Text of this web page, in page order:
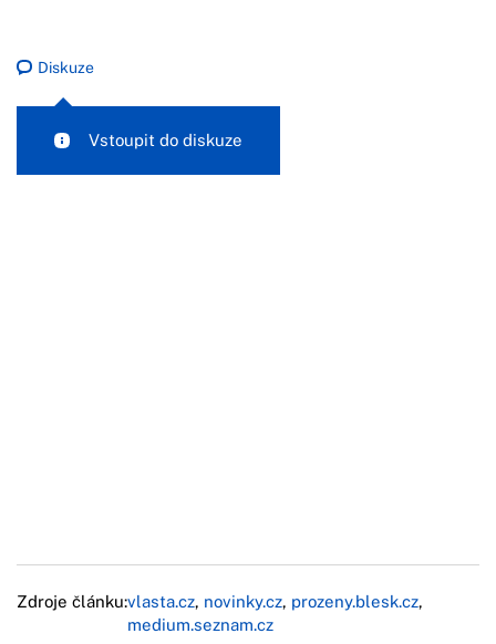
Diskuze
Vstoupit do diskuze
Zdroje článku:vlasta.cz, novinky.cz, prozeny.blesk.cz,
medium.seznam.cz